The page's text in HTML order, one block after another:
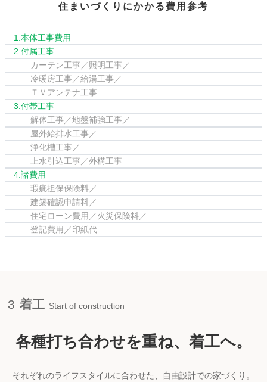
住まいづくりにかかる費用参考
1.本体工事費用
2.付属工事
カーテン工事／照明工事／
冷暖房工事／給湯工事／
ＴＶアンテナ工事
3.付帯工事
解体工事／地盤補強工事／
屋外給排水工事／
浄化槽工事／
上水引込工事／外構工事
4.諸費用
瑕疵担保保険料／
建築確認申請料／
住宅ローン費用／火災保険料／
登記費用／印紙代
3 着工 Start of construction
各種打ち合わせを重ね、着工へ。
それぞれのライフスタイルに合わせた、自由設計での家づくり。